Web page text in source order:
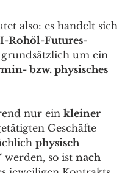
also: es handelt sich
Rohöl-Futures-
grundsätzlich um ein
bzw. physisches
nur ein kleiner
Geschäfte
physisch
werden, so ist nach